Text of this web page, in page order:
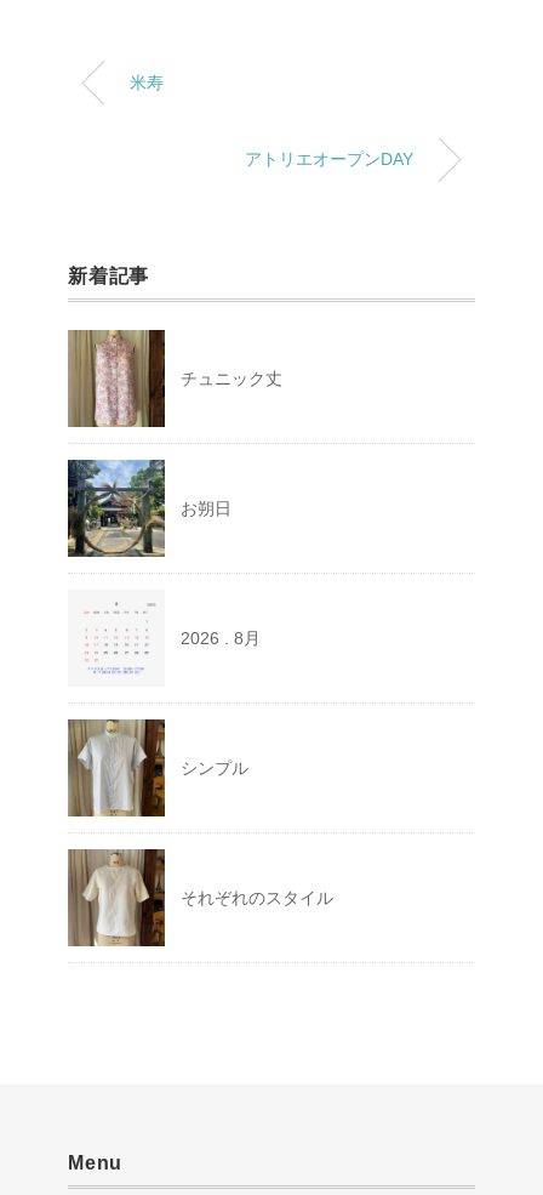
米寿
アトリエオープンDAY
新着記事
チュニック丈
お朔日
2026 . 8月
シンプル
それぞれのスタイル
Menu